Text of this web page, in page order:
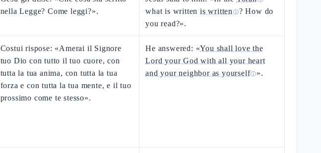
nella Legge? Come leggi?».
what is writtenis written ⓘ? How do
you read?».
Costui rispose: «Amerai il Signore
tuo Dio con tutto il tuo cuore, con
tutta la tua anima, con tutta la tua
forza e con tutta la tua mente, e il tuo
prossimo come te stesso».
He answered: «You shall love the
Lord your God with all your heart
and your neighbor as yourselfⓘ».